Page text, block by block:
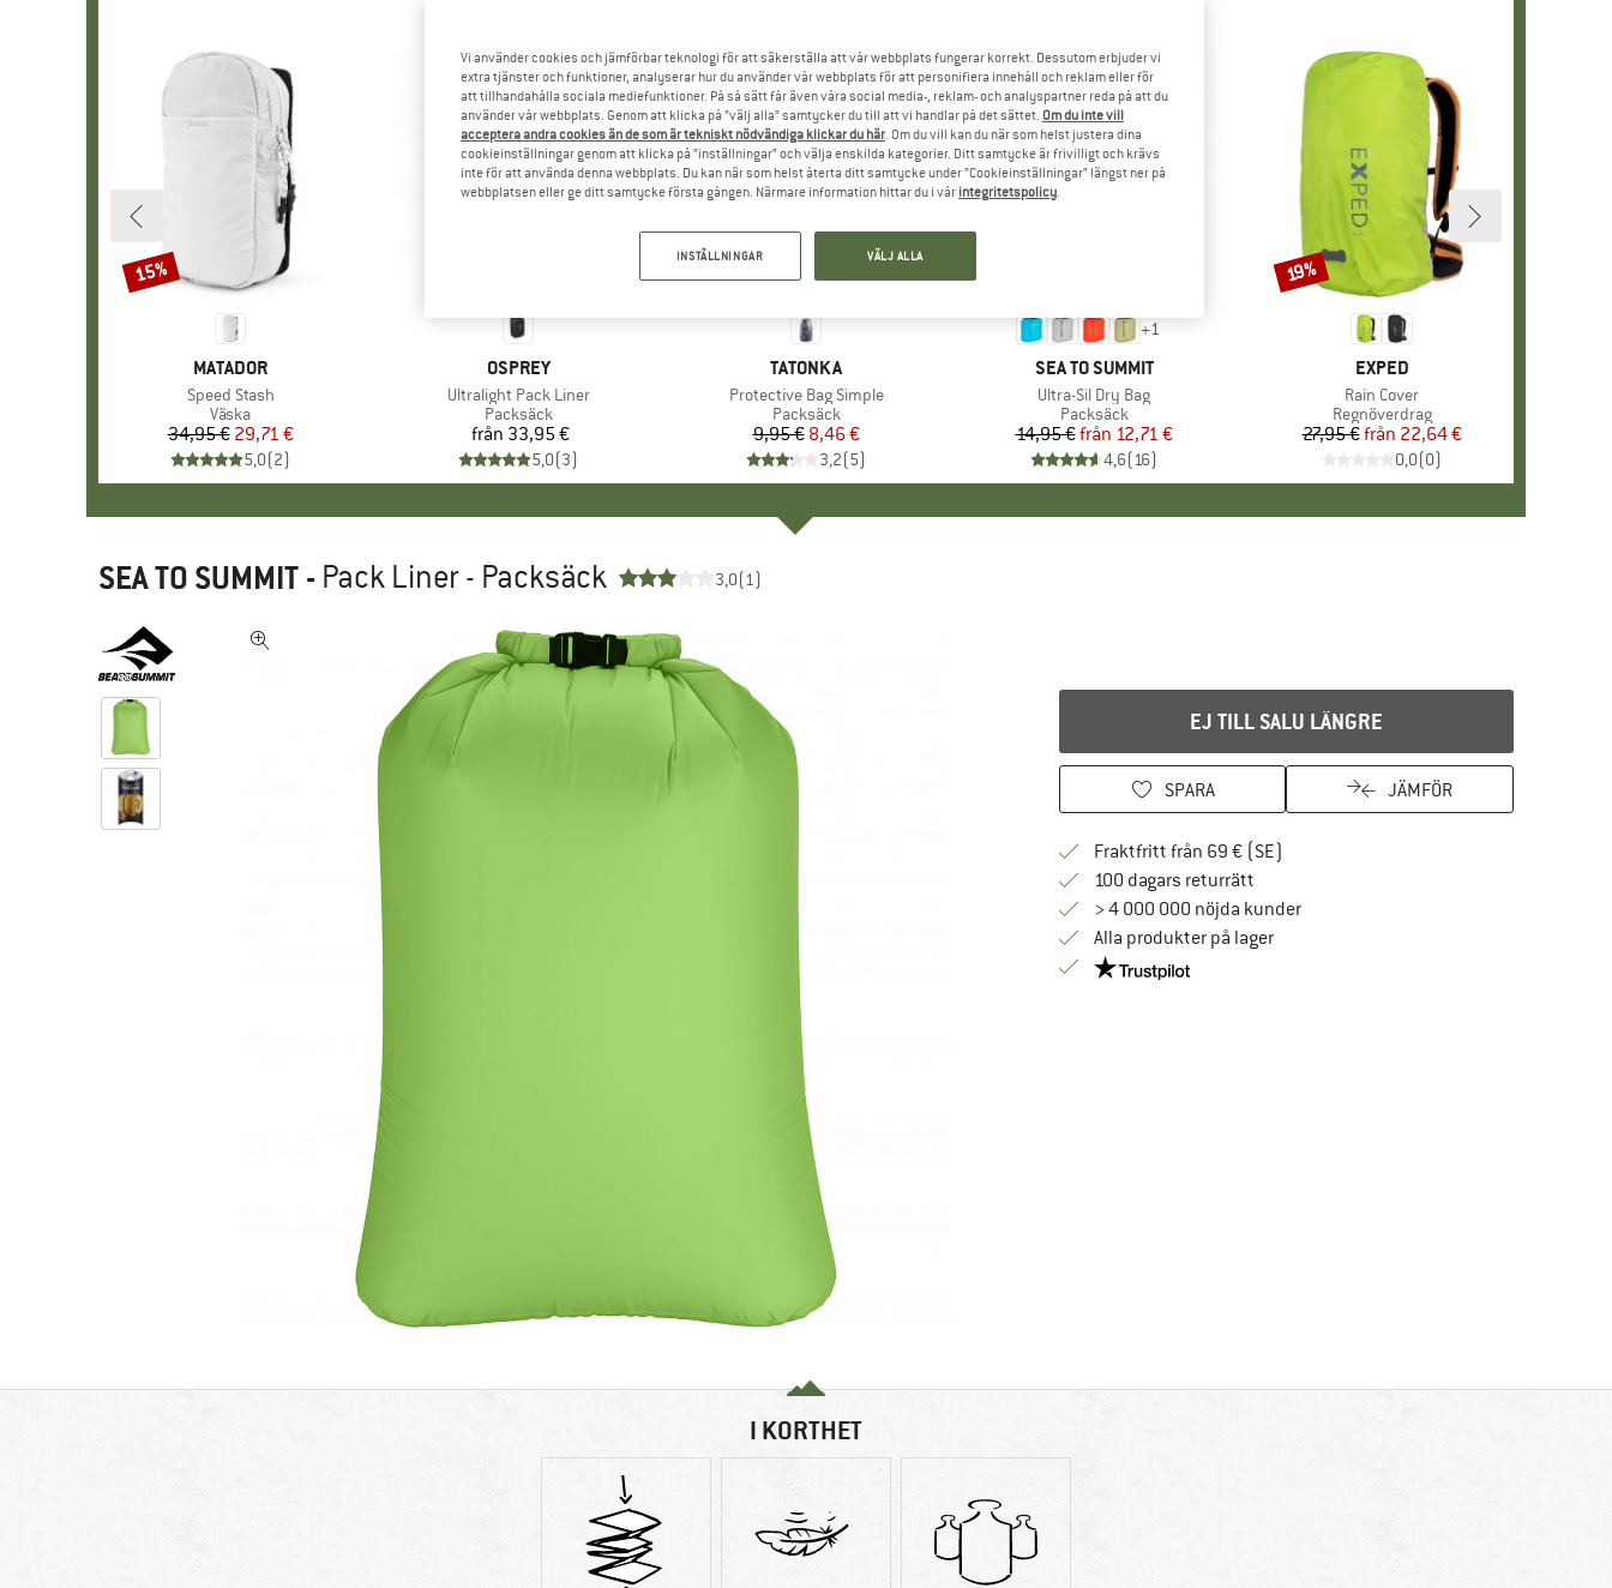
VARUMÄRKE
MATADOR
Produkter
Speed Stash
Produktgrupp
Väska
Pris
34,95 €Reducerat pris
29,71 €
5,0(2)
Rabatt
15%
VARUMÄRKE
OSPREY
Produkter
Ultralight Pack Liner
Produktgrupp
Packsäck
Pris
från 33,95 €
5,0(3)
VARUMÄRKE
TATONKA
Produkter
Protective Bag Simple
Produktgrupp
Packsäck
Pris
9,95 € Reducerat pris
8,46 €
3,2(5)
15%
+1
VARUMÄRKE
SEA TO SUMMIT
Produkter
Ultra-Sil Dry Bag
Produktgrupp
Packsäck
Pris
14,95 € Reducerat pris
från 12,71 €
4,6(16)
VARUMÄRKE
EXPED
Produkter
Rain Cover
Produktgrupp
Regnöverdrag
Pris
27,95 € Reducerat pris
från 22,64 €
0,0(0)
Rabatt
19%
SEA TO SUMMIT - Pack Liner - Packsäck 3,0(1)
EJ TILL SALU LÄNGRE
SPARA JÄMFÖR
Fraktfritt från 69 € (SE)
100 dagars returrättGå till returpolicyn här Öppnas i en inforuta
> 4 000 000 nöjda kunder
Alla produkter på lager
Trust Pilot-garanti - hitta all information här!
I KORTHET
Vi använder cookies och jämförbar teknologi för att säkerställa att vår webbplats fungerar korrekt. Dessutom erbjuder vi
extra tjänster och funktioner, analyserar hur du använder vår webbplats för att personifiera innehåll och reklam eller för
att tillhandahålla sociala mediefunktioner. På så sätt får även våra social media-, reklam- och analyspartner reda på att du
använder vår webbplats. Genom att klicka på ”välj alla” samtycker du till att vi handlar på det sättet. Om du inte vill
acceptera andra cookies än de som är tekniskt nödvändiga klickar du här. Om du vill kan du när som helst justera dina
cookieinställningar genom att klicka på ”inställningar” och välja enskilda kategorier. Ditt samtycke är frivilligt och krävs
inte för att använda denna webbplats. Du kan när som helst återta ditt samtycke under ”Cookieinställningar” längst ner på
webbplatsen eller ge ditt samtycke första gången. Närmare information hittar du i vår integritetspolicy.
INSTÄLLNINGAR VÄLJ ALLA